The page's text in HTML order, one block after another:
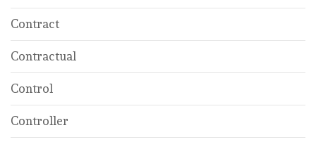
Contract
Contractual
Control
Controller